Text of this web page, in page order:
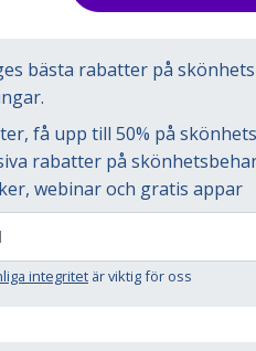
bästa rabatter på
få upp till 50% på
rabatter på
webinar och gratis appar
integritet är viktig för oss